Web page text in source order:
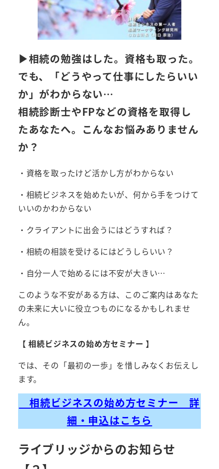
▶︎相続の勉強はした。資格も取った。
でも、「どうやって仕事にしたらいい
か」がわからない…
相続診断士やFPなどの資格を取得し
たあなたへ。こんなお悩みありません
か？
・資格を取ったけど活かし方がわからない
・相続ビジネスを始めたいが、何から手をつけて
いいのかわからない
・クライアントに出会うにはどうすれば？
・相続の相談を受けるにはどうしらいい？
・自分一人で始めるには不安が大きい…
このような不安がある方は、このご案内はあなた
の未来に大いに役立つものになるかもしれませ
ん。
【 相続ビジネスの始め方セミナー 】
では、その「最初の一歩」を惜しみなくお伝えし
ます。
相続ビジネスの始め方セミナー 詳
細・申込はこちら
ライブリッジからのお知らせ